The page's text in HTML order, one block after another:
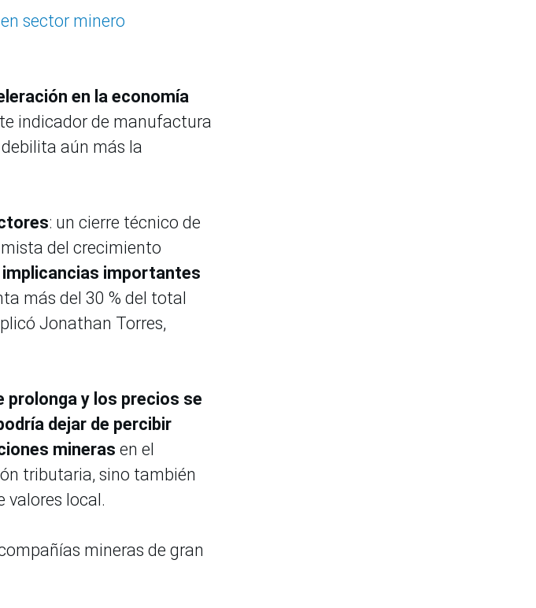
sector minero
en la economía
indicador de manufactura
aún más la
: un cierre técnico de
del crecimiento
importantes
más del 30 % del total
Jonathan Torres,
prolonga y los precios se
dejar de percibir
mineras en el
tributaria, sino también
valores local.
mineras de gran